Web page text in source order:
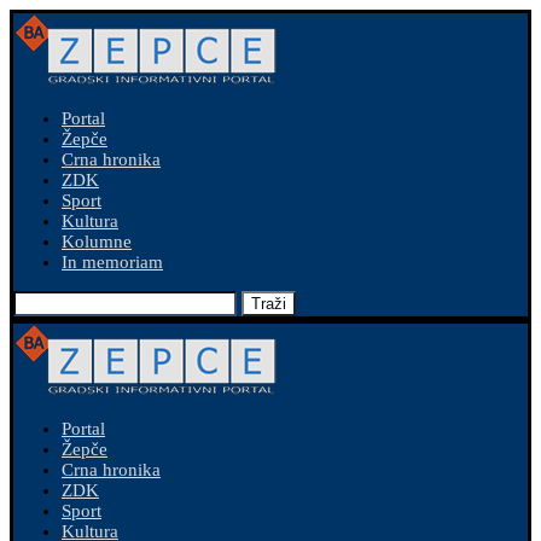
Portal
Žepče
Crna hronika
ZDK
Sport
Kultura
Kolumne
In memoriam
Traži
Portal
Žepče
Crna hronika
ZDK
Sport
Kultura